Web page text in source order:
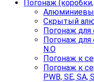
Погонаж
Скрытый
Погонаж для
Погонаж для
N.O
Погонаж к
Погонаж к
PWB, SE, SA,